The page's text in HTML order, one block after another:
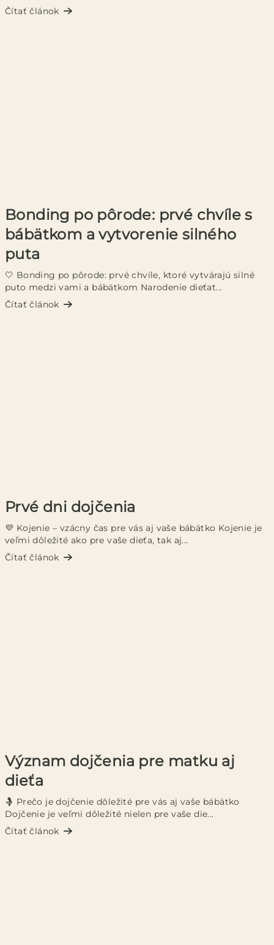
Čítať článok
Bonding po pôrode: prvé chvíle s
bábätkom a vytvorenie silného
puta
🤍 Bonding po pôrode: prvé chvíle, ktoré vytvárajú silné
puto medzi vami a bábätkom Narodenie dieťat...
Čítať článok
Prvé dni dojčenia
💜 Kojenie – vzácny čas pre vás aj vaše bábätko Kojenie je
veľmi dôležité ako pre vaše dieťa, tak aj...
Čítať článok
Význam dojčenia pre matku aj
dieťa
🤱 Prečo je dojčenie dôležité pre vás aj vaše bábätko
Dojčenie je veľmi dôležité nielen pre vaše die...
Čítať článok